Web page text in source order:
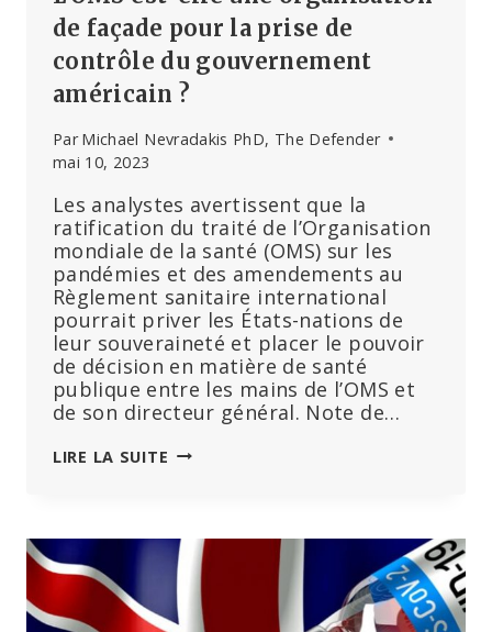
de façade pour la prise de
contrôle du gouvernement
américain ?
Par Michael Nevradakis PhD, The Defender
mai 10, 2023
Les analystes avertissent que la
ratification du traité de l’Organisation
mondiale de la santé (OMS) sur les
pandémies et des amendements au
Règlement sanitaire international
pourrait priver les États-nations de
leur souveraineté et placer le pouvoir
de décision en matière de santé
publique entre les mains de l’OMS et
de son directeur général. Note de…
LIRE LA SUITE L’OMS
ORGANISATION
DE
FAÇADE
POUR